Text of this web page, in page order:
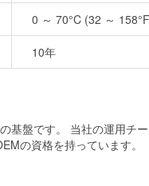
0 ～ 70°C (32 ～
10年
基盤です。 当社の運用チ
の資格を持っています。